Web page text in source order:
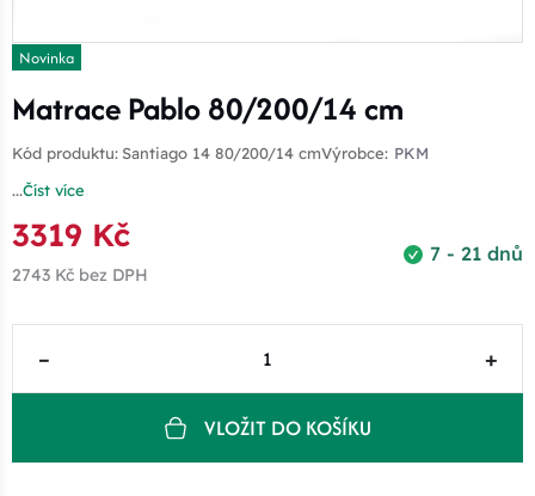
Novinka
Matrace Pablo 80/200/14 cm
Kód produktu: Santiago 14 80/200/14 cmVýrobce: PKM
...Číst více
7 - 21 dnů
3319 Kč
2743 Kč bez DPH
– +
VLOŽIT DO KOŠÍKU